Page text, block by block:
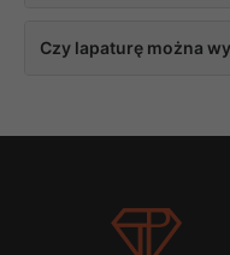
natomiast tworzy efekt
Czy lapaturę można
materiałach o
występują różnice